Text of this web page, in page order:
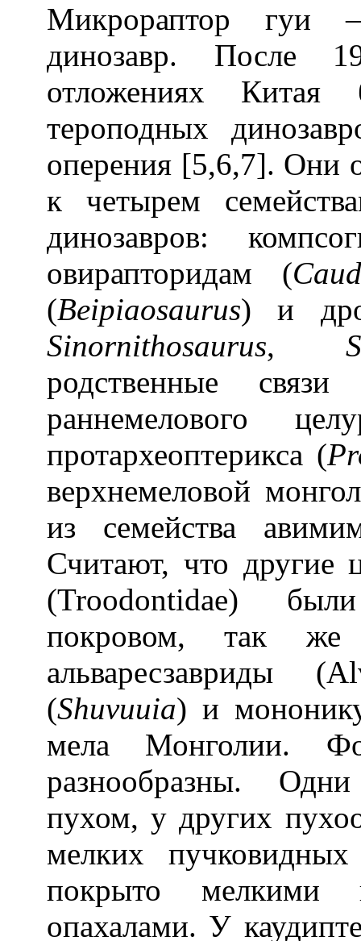
Микрораптор гуи
динозавр. После
отложениях Китая
тероподных
оперения [5,6,7]. Они
к четырем
динозавров:
овирапторидам (
(Beipiaosaurus) и
Sinornithosaurus,
родственные
раннемелового
протархеоптерикса (
верхнемеловой
из семейства
Считают, что другие
(Troodontidae)
покровом, так же
альваресзавриды
(Shuvuuia) и
мела Монголии.
разнообразны.
пухом, у других
мелких
покрыто мелкими
опахалами. У